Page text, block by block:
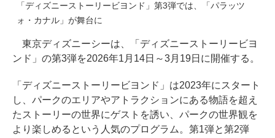
「ディズニーストーリービヨンド」第3弾では、「パラッツ
ォ・カナル」が舞台に
東京ディズニーシーは、「ディズニーストーリービヨ
ンド」の第3弾を2026年1月14日～3月19日に開催する。
「ディズニーストーリービヨンド」は2023年にスタート
し、パークのエリアやアトラクションにある物語を超え
たストーリーの世界にゲストを誘い、パークの世界観を
より楽しめるという人気のプログラム。第1弾と第2弾